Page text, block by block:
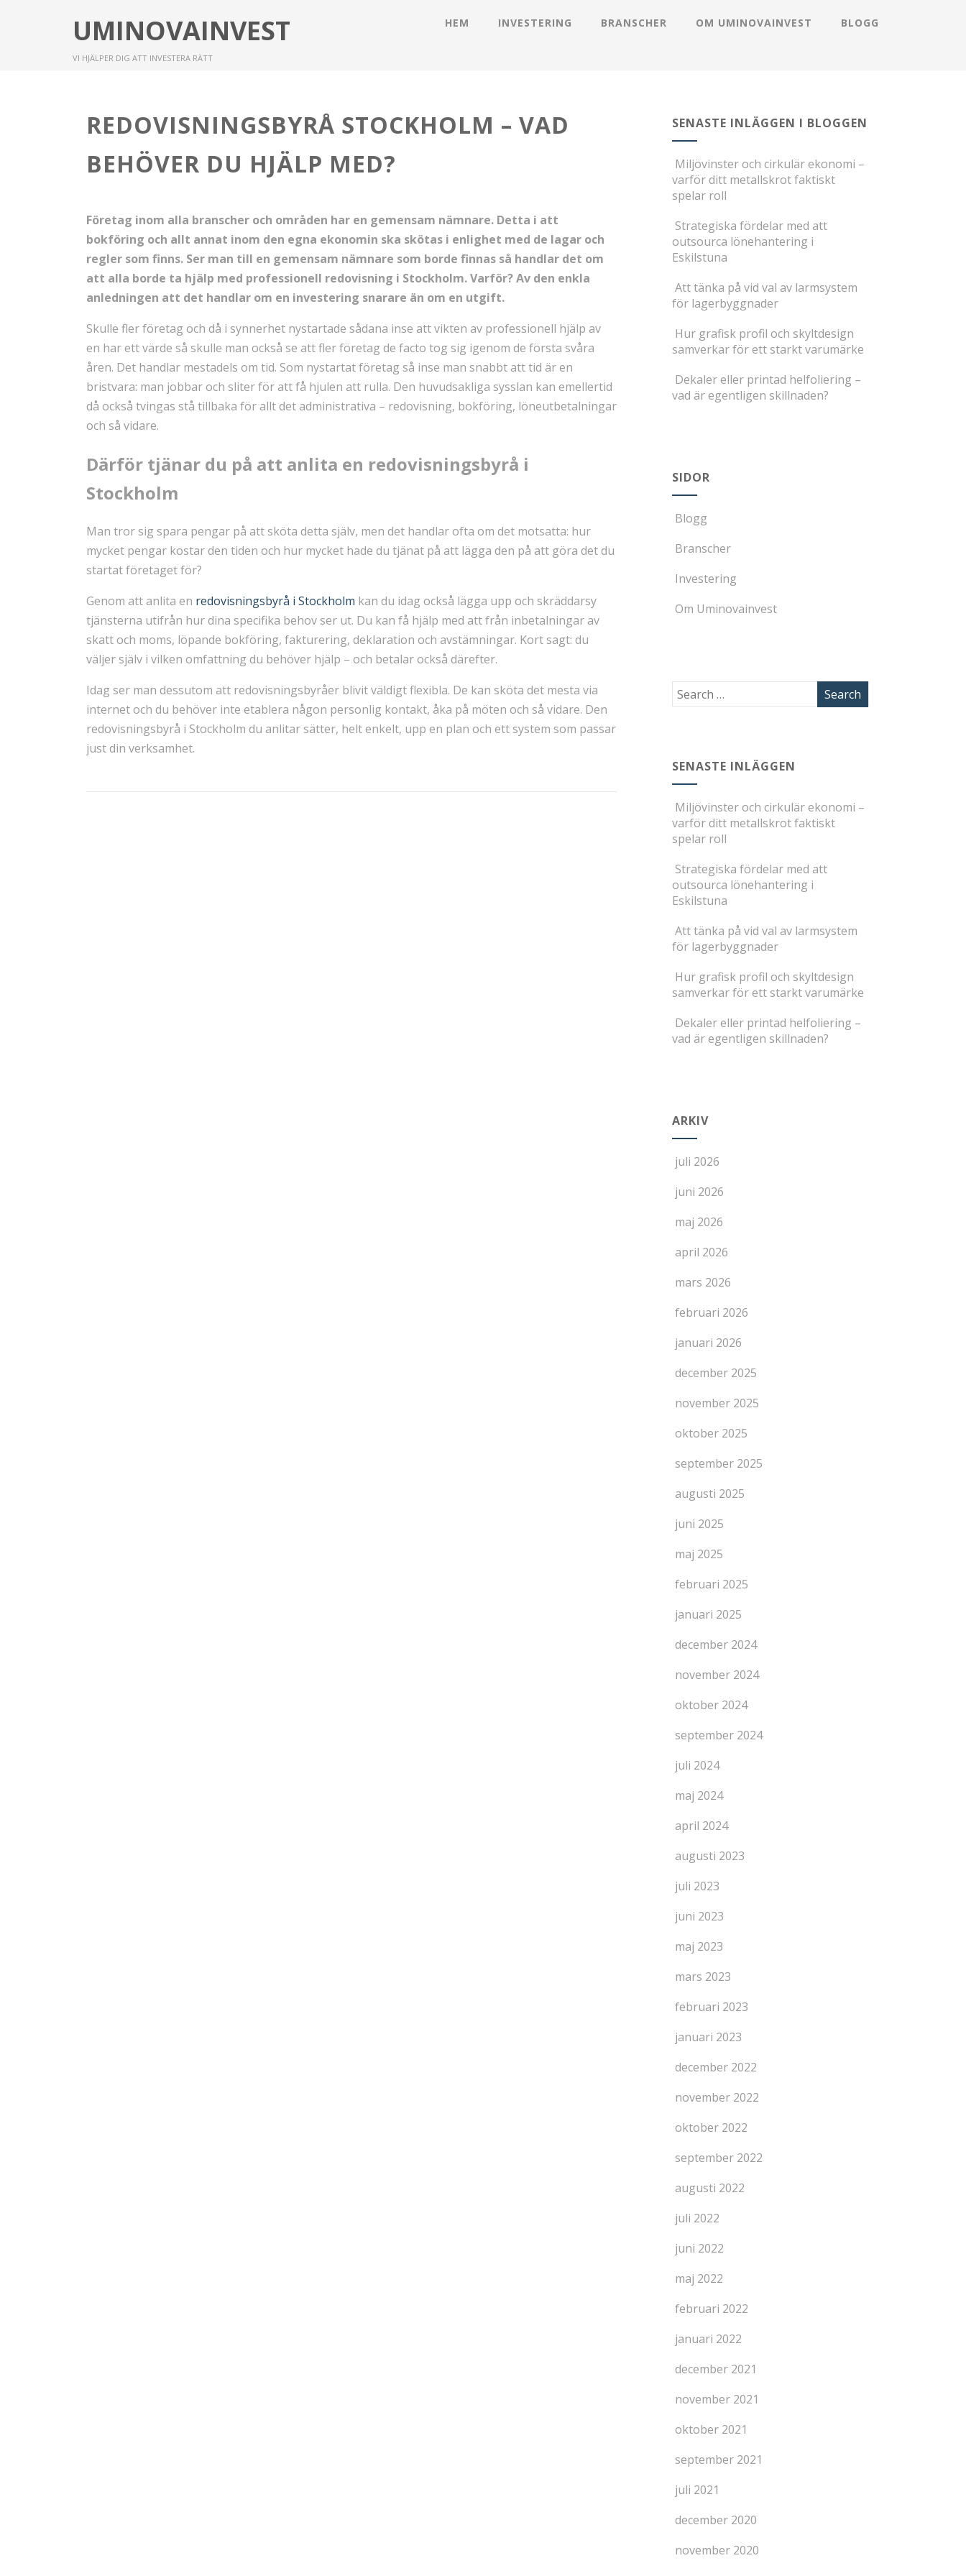
UMINOVAINVEST
VI HJÄLPER DIG ATT INVESTERA RÄTT
HEM INVESTERING BRANSCHER OM UMINOVAINVEST BLOGG
REDOVISNINGSBYRÅ STOCKHOLM – VAD
BEHÖVER DU HJÄLP MED?
Företag inom alla branscher och områden har en gemensam nämnare. Detta i att
bokföring och allt annat inom den egna ekonomin ska skötas i enlighet med de lagar och
regler som finns. Ser man till en gemensam nämnare som borde finnas så handlar det om
att alla borde ta hjälp med professionell redovisning i Stockholm. Varför? Av den enkla
anledningen att det handlar om en investering snarare än om en utgift.
Skulle fler företag och då i synnerhet nystartade sådana inse att vikten av professionell hjälp av
en har ett värde så skulle man också se att fler företag de facto tog sig igenom de första svåra
åren. Det handlar mestadels om tid. Som nystartat företag så inse man snabbt att tid är en
bristvara: man jobbar och sliter för att få hjulen att rulla. Den huvudsakliga sysslan kan emellertid
då också tvingas stå tillbaka för allt det administrativa – redovisning, bokföring, löneutbetalningar
och så vidare.
Därför tjänar du på att anlita en redovisningsbyrå i
Stockholm
Man tror sig spara pengar på att sköta detta själv, men det handlar ofta om det motsatta: hur
mycket pengar kostar den tiden och hur mycket hade du tjänat på att lägga den på att göra det du
startat företaget för?
Genom att anlita en redovisningsbyrå i Stockholm kan du idag också lägga upp och skräddarsy
tjänsterna utifrån hur dina specifika behov ser ut. Du kan få hjälp med att från inbetalningar av
skatt och moms, löpande bokföring, fakturering, deklaration och avstämningar. Kort sagt: du
väljer själv i vilken omfattning du behöver hjälp – och betalar också därefter.
Idag ser man dessutom att redovisningsbyråer blivit väldigt flexibla. De kan sköta det mesta via
internet och du behöver inte etablera någon personlig kontakt, åka på möten och så vidare. Den
redovisningsbyrå i Stockholm du anlitar sätter, helt enkelt, upp en plan och ett system som passar
just din verksamhet.
SENASTE INLÄGGEN I BLOGGEN
Miljövinster och cirkulär ekonomi –
varför ditt metallskrot faktiskt
spelar roll
Strategiska fördelar med att
outsourca lönehantering i
Eskilstuna
Att tänka på vid val av larmsystem
för lagerbyggnader
Hur grafisk profil och skyltdesign
samverkar för ett starkt varumärke
Dekaler eller printad helfoliering –
vad är egentligen skillnaden?
SIDOR
Blogg
Branscher
Investering
Om Uminovainvest
SENASTE INLÄGGEN
Miljövinster och cirkulär ekonomi –
varför ditt metallskrot faktiskt
spelar roll
Strategiska fördelar med att
outsourca lönehantering i
Eskilstuna
Att tänka på vid val av larmsystem
för lagerbyggnader
Hur grafisk profil och skyltdesign
samverkar för ett starkt varumärke
Dekaler eller printad helfoliering –
vad är egentligen skillnaden?
ARKIV
juli 2026
juni 2026
maj 2026
april 2026
mars 2026
februari 2026
januari 2026
december 2025
november 2025
oktober 2025
september 2025
augusti 2025
juni 2025
maj 2025
februari 2025
januari 2025
december 2024
november 2024
oktober 2024
september 2024
juli 2024
maj 2024
april 2024
augusti 2023
juli 2023
juni 2023
maj 2023
mars 2023
februari 2023
januari 2023
december 2022
november 2022
oktober 2022
september 2022
augusti 2022
juli 2022
juni 2022
maj 2022
februari 2022
januari 2022
december 2021
november 2021
oktober 2021
september 2021
juli 2021
december 2020
november 2020